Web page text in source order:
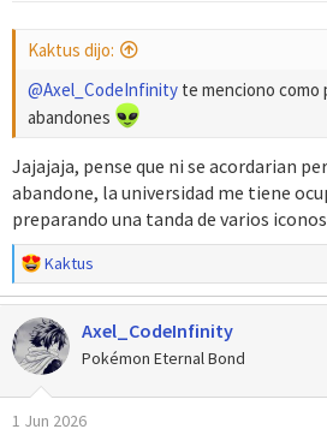
:
Kaktus dijo:
@Axel_CodeInfinity te menciono como
abandones
Jajajaja, pense que ni se acordarian
abandone, la universidad me tiene
preparando una tanda de varios iconos
R
e
a
c
c
i
o
n
Kaktus
Axel_CodeInfinity
Pokémon Eternal Bond
1 Jun 2026